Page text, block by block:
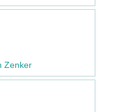
Zenker